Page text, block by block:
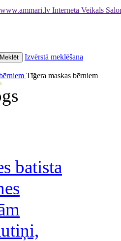
www.ammari.lv Interneta Veikals
Izvērstā meklēšana
Tīğera maskas bērniem
batista